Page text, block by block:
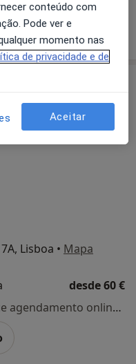
Lisboa • Mapa
desde 60 €
Esse especialista não oferece agendamento online para esse endereço.
conteúdo com
Pode ver e
momento nas
de privacidade e de
Aceitar